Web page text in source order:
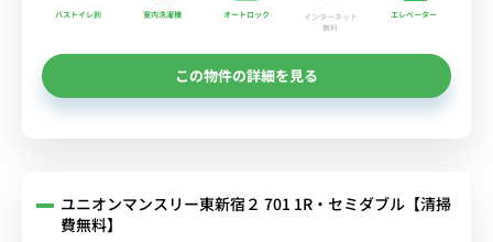
バストイレ別 室内洗濯機 オートロック
インターネット
無料
エレベーター
この物件の詳細を見る
ユニオンマンスリー東新宿２ 701 1R・セミダブル【清掃
費無料】